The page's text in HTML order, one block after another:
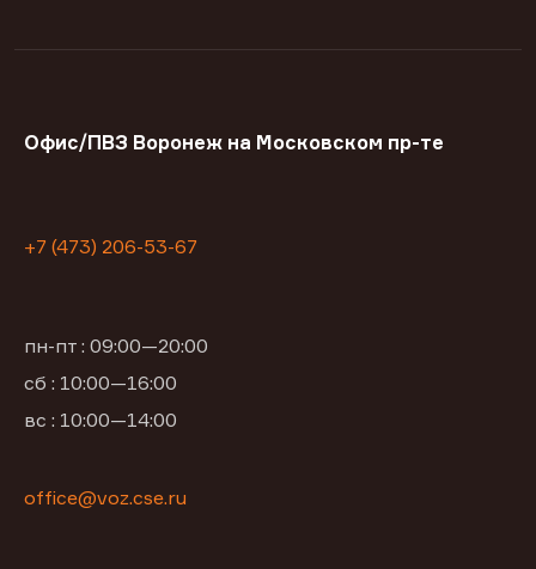
Офис/ПВЗ Воронеж на Московском пр-те
+7 (473) 206-53-67
пн-пт : 09:00—20:00
сб : 10:00—16:00
вс : 10:00—14:00
office@voz.cse.ru